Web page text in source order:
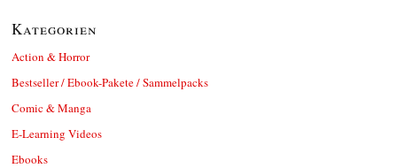
Kategorien
Action & Horror
Bestseller / Ebook-Pakete / Sammelpacks
Comic & Manga
E-Learning Videos
Ebooks